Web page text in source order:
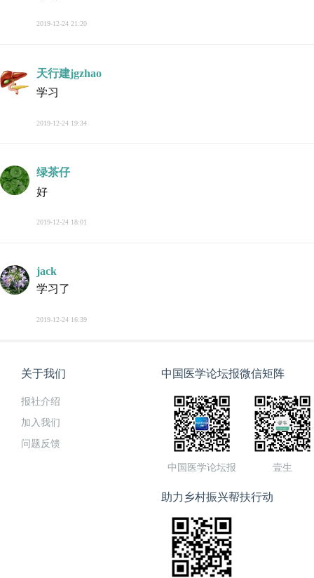
2019-12-24 21:20
天行建jgzhao
学习
2019-12-24 19:34
绿茶仔
好
2019-12-24 18:01
jack
学习了
2019-12-24 16:39
关于我们
报社介绍
加入我们
问题反馈
中国医学论坛报微信矩阵
中国医学论坛报 壹生
助力乡村振兴帮扶行动